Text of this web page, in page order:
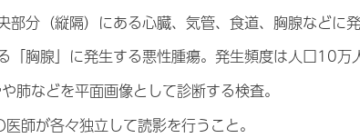
分（縦隔）にある心臓、気管、食道、胸腺などに
「胸腺」に発生する悪性腫瘍。発生頻度は人口10万
肺などを平面画像として診断する検査。
師が各々独立して読影を行うこと。